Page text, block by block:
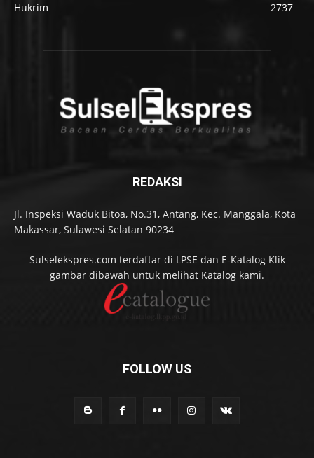
Hukrim
2737
REDAKSI
Jl. Inspeksi Waduk Bitoa, No.31, Antang, Kec. Manggala, Kota
Makassar, Sulawesi Selatan 90234
Sulselekspres.com terdaftar di LPSE dan E-Katalog Klik
gambar dibawah untuk melihat Katalog kami.
FOLLOW US